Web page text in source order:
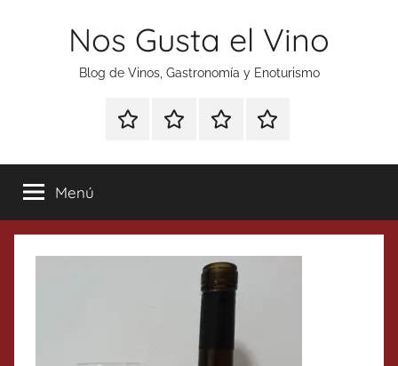
Nos Gusta el Vino
Blog de Vinos, Gastronomía y Enoturismo
Especial
Tonics
Enoturismo
Gastronomía
RankingContacto
Menú